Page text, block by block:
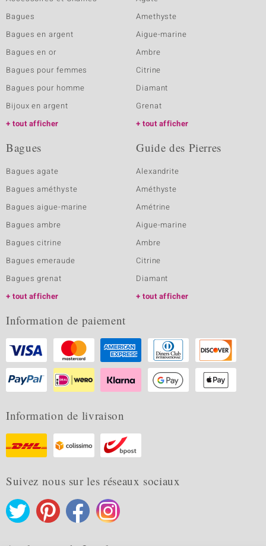
Bagues
Bagues en argent
Bagues en or
Bagues pour femmes
Bagues pour homme
Bijoux en argent
tout afficher
Amethyste
Aigue-marine
Ambre
Citrine
Diamant
Grenat
tout afficher
Bagues
Bagues agate
Bagues améthyste
Bagues aigue-marine
Bagues ambre
Bagues citrine
Bagues emeraude
Bagues grenat
tout afficher
Guide des Pierres
Alexandrite
Améthyste
Amétrine
Aigue-marine
Ambre
Citrine
Diamant
tout afficher
Information de paiement
Information de livraison
Suivez nous sur les réseaux sociaux